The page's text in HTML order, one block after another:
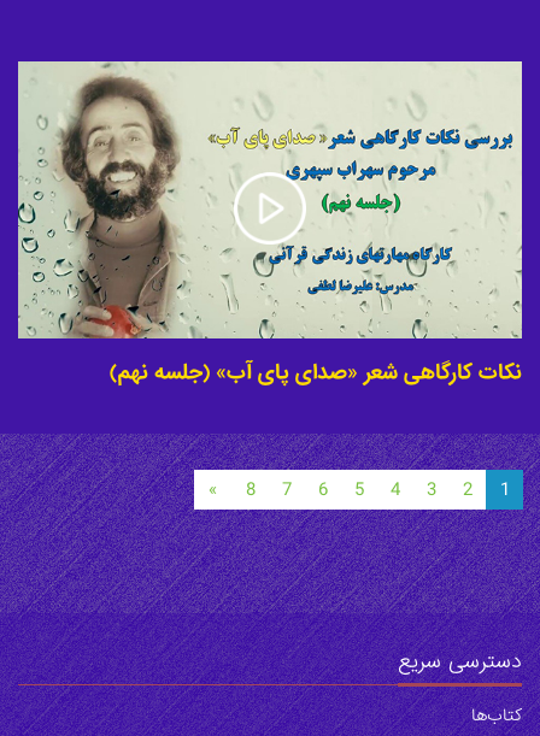
نکات کارگاهی شعر «صدای پای آب» (جلسه نهم)
1
2
3
4
5
6
7
8
»
دسترسی سریع
کتاب‌ها